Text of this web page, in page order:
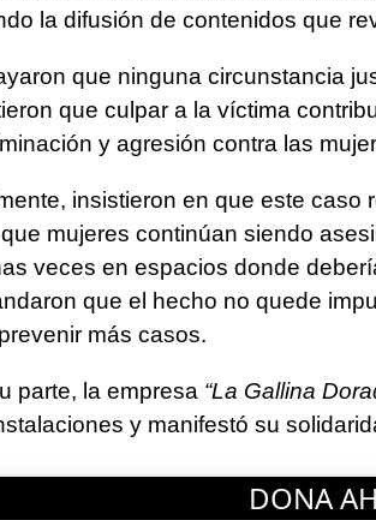
la difusión de contenidos que
que ninguna circunstancia
que culpar a la víctima
y agresión contra las
insistieron en que este caso
mujeres continúan siendo
veces en espacios donde
que el hecho no quede
más casos.
parte, la empresa “La Gallina
y manifestó su
DONA